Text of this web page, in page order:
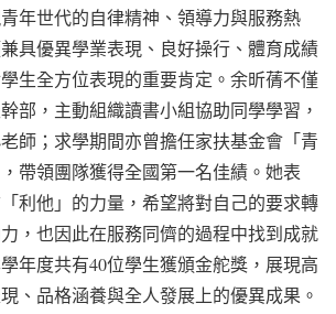
年世代的自律精神、領導力與服務熱
具優異學業表現、良好操行、體育成績
生全方位表現的重要肯定。余昕蒨不僅
部，主動組織讀書小組協助同學學習，
師；求學期間亦曾擔任家扶基金會「青
帶領團隊獲得全國第一名佳績。她表
利他」的力量，希望將對自己的要求轉
，也因此在服務同儕的過程中找到成就
年度共有40位學生獲頒金舵獎，展現高
、品格涵養與全人發展上的優異成果。